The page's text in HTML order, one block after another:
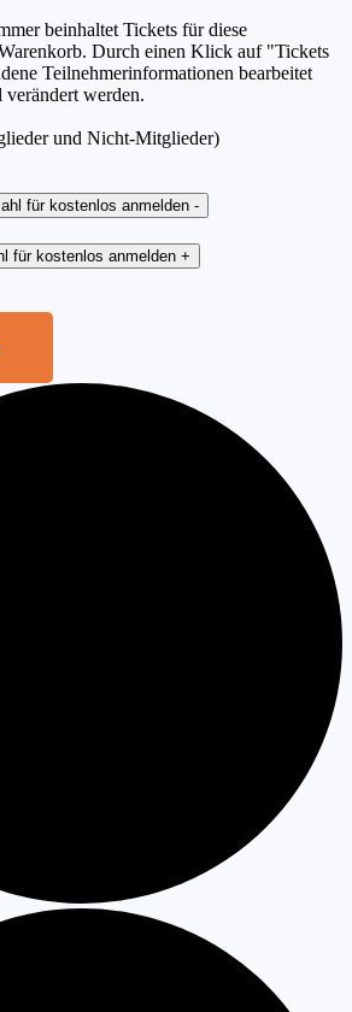
beinhaltet Tickets für diese
Durch einen Klick auf "Tickets
Teilnehmerinformationen bearbeitet
werden.
und Nicht-Mitglieder)
für kostenlos anmelden -
für kostenlos anmelden +